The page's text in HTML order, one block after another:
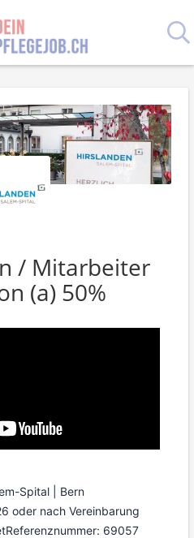
/ Mitarbeiter
(a) 50%
Spital | Bern
oder nach Vereinbarung
Referenznummer: 69057